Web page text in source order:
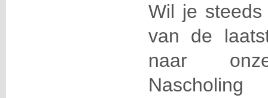
Wil je
van de
naar